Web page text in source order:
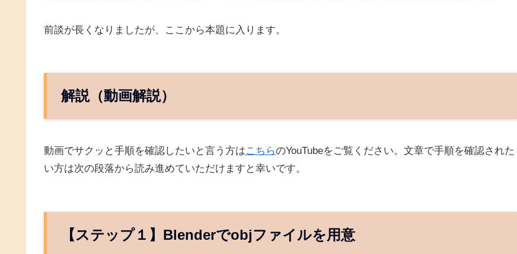
前談が長くなりましたが、ここから本題に入ります。
解説（動画解説）
動画でサクッと手順を確認したいと言う方はこちらのYouTubeをご覧ください。文章で手順を確認された
い方は次の段落から読み進めていただけますと幸いです。
【ステップ１】Blenderでobjファイルを用意